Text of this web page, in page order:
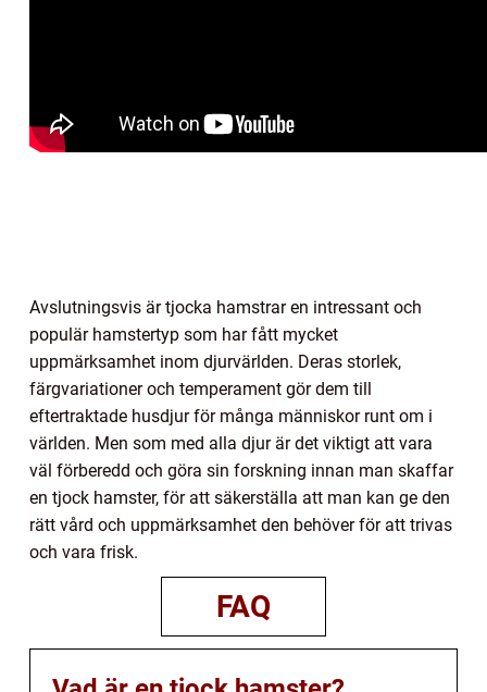
Avslutningsvis är tjocka hamstrar en intressant och
populär hamstertyp som har fått mycket
uppmärksamhet inom djurvärlden. Deras storlek,
färgvariationer och temperament gör dem till
eftertraktade husdjur för många människor runt om i
världen. Men som med alla djur är det viktigt att vara
väl förberedd och göra sin forskning innan man skaffar
en tjock hamster, för att säkerställa att man kan ge den
rätt vård och uppmärksamhet den behöver för att trivas
och vara frisk.
FAQ